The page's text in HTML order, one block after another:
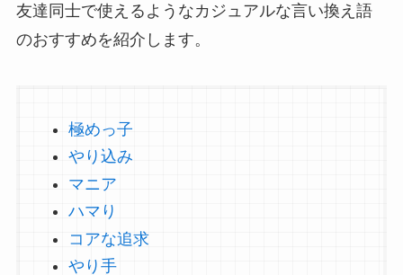
友達同士で使えるようなカジュアルな言い換え語
のおすすめを紹介します。
極めっ子
やり込み
マニア
ハマり
コアな追求
やり手